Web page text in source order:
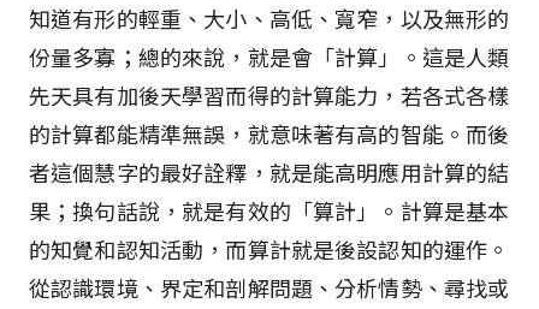
知道有形的輕重、大小、高低、寬窄，以及無形的
份量多寡；總的來說，就是會「計算」。這是人類
先天具有加後天學習而得的計算能力，若各式各樣
的計算都能精準無誤，就意味著有高的智能。而後
者這個慧字的最好詮釋，就是能高明應用計算的結
果；換句話說，就是有效的「算計」。計算是基本
的知覺和認知活動，而算計就是後設認知的運作。
從認識環境、界定和剖解問題、分析情勢、尋找或